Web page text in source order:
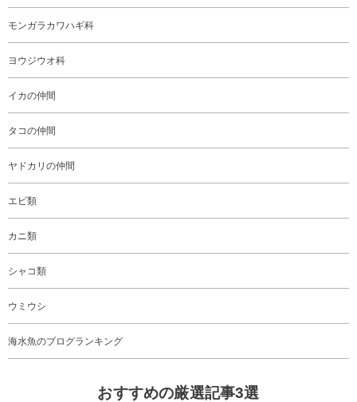
モンガラカワハギ科
ヨウジウオ科
イカの仲間
タコの仲間
ヤドカリの仲間
エビ類
カニ類
シャコ類
ウミウシ
海水魚のブログランキング
おすすめの厳選記事3選